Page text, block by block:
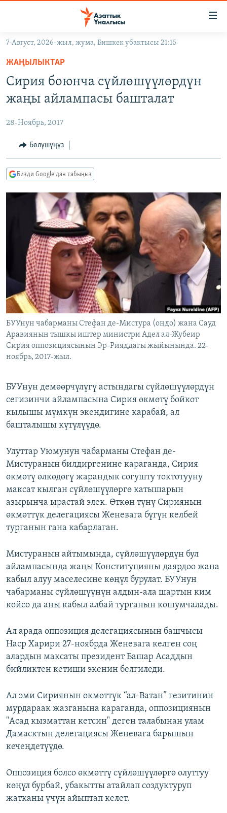
Навигацияга
өтүңүз
Издөөгө
салыңыз
КЫРГЫЗСТАН
КЫРГЫЗСТАН
ЭКОНОМИКА
МАДАНИЯТ
ДҮЙНӨ
БОРБОР АЗИЯ
АТАЙЫН ИЛИКТӨӨ
ТВ ПРОГРАММАЛАР
ЭКСПЕРТТЕР ТАЛДАЙТ
БИЗ ЖАНА ДҮЙНӨ
ДАНИСТЕ
ЭЖЕ-СИҢДИЛЕР
АЗАТТЫК+
ЫҢГАЙСЫЗ СУРООЛОР
ӨЗГӨЧӨ ПИКИР
Русский
ОНЛАЙН ШЕРИНЕ
ЭЕ/АРнун бардык сайттары
7-Август, 2026-жыл, жума, Бишкек убактысы 21:15
ЖАҢЫЛЫКТАР
Сирия боюнча сүйлөшүүлөрдүн
жаңы айлампасы башталат
28-Ноябрь, 2017
Бөлүшүңүз
Бизди Google'дан табыңыз
БУУнун чабарманы Стефан де-Мистура (оңдо) жана Сауд
Аравиянын тышкы иштер министри Адел ал-Жубеир
Сирия оппозициясынын Эр-Рияддагы жыйынында. 22-
ноябрь, 2017-жыл.
БУУнун демөөрчүлүгү астындагы сүйлөшүүлөрдүн
сегизинчи айлампасына Сирия өкмөтү бойкот
кылышы мүмкүн экендигине карабай, ал
башталышы күтүлүүдө.
Улуттар Уюмунун чабарманы Стефан де-
Мистуранын билдиргенине караганда, Сирия
өкмөтү өлкөдөгү жарандык согушту токтотууну
максат кылган сүйлөшүүлөргө катышарын
азырынча ырастай элек. Өткөн түнү Сириянын
өкмөттүк делегациясы Женевага бүгүн келбей
турганын гана кабарлаган.
Мистуранын айтымында, сүйлөшүүлөрдүн бул
айлампасында жаңы Конституцияны даярдоо жана
кабыл алуу маселесине көңүл бурулат. БУУнун
чабарманы сүйлөшүүнүн алдын-ала шартын ким
койсо да аны кабыл албай турганын кошумчалады.
Ал арада оппозиция делегациясынын башчысы
Наср Харири 27-ноябрда Женевага келген соң
алардын максаты президент Башар Асаддын
бийликтен кетиши экенин белгиледи.
Ал эми Сириянын өкмөттүк “ал-Ватан” гезитинин
мурдараак жазганына караганда, оппозициянын
"Асад кызматтан кетсин" деген талабынан улам
Дамасктын делегациясы Женевага барышын
кечеңдетүүдө.
Оппозиция болсо өкмөттү сүйлөшүүлөргө олуттуу
көңүл бурбай, убакытты атайлап создуктуруп
жатканы үчүн айыптап келет.